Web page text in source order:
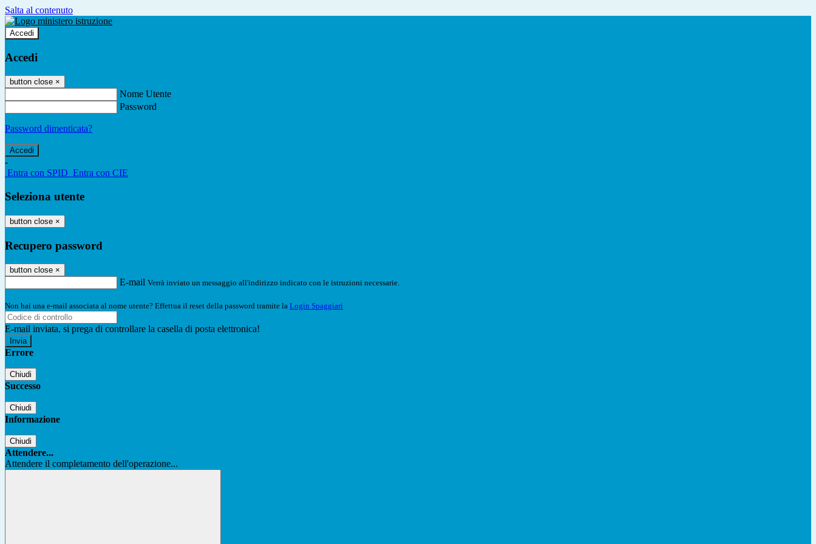
Salta al contenuto
Accedi
Accedi
button close ×
Nome Utente
Password
Password dimenticata?
-
Entra con SPID Entra con CIE
Seleziona utente
button close ×
Recupero password
button close ×
E-mail Verrà inviato un messaggio all'indirizzo indicato con le istruzioni necessarie.
Non hai una e-mail associata al nome utente? Effettua il reset della password tramite la Login Spaggiari
E-mail inviata, si prega di controllare la casella di posta elettronica!
Errore
Chiudi
Successo
Chiudi
Informazione
Chiudi
Attendere...
Attendere il completamento dell'operazione...